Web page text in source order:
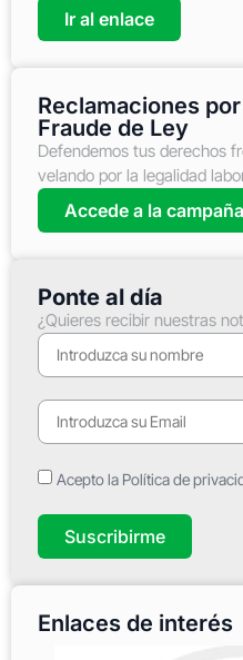
Ir al enlace
Reclamaciones
Fraude de Ley
Defendemos tus derechos
velando por la legalidad
Accede a la campaña
Ponte al día
¿Quieres recibir nuestras
Acepto la Política de
Suscribirme
Enlaces de interés